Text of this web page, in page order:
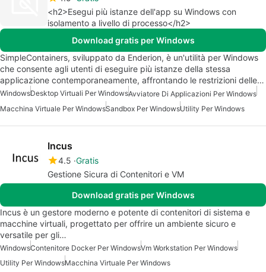
<h2>Esegui più istanze dell'app su Windows con
isolamento a livello di processo</h2>
Download gratis per Windows
SimpleContainers, sviluppato da Enderion, è un'utilità per Windows
che consente agli utenti di eseguire più istanze della stessa
applicazione contemporaneamente, affrontando le restrizioni delle…
WindowsDesktop Virtuali Per WindowsAvviatore Di Applicazioni Per Windows
Macchina Virtuale Per WindowsSandbox Per WindowsUtility Per Windows
Incus
4.5 Gratis
Gestione Sicura di Contenitori e VM
Download gratis per Windows
Incus è un gestore moderno e potente di contenitori di sistema e
macchine virtuali, progettato per offrire un ambiente sicuro e
versatile per gli…
WindowsContenitore Docker Per WindowsVm Workstation Per Windows
Utility Per WindowsMacchina Virtuale Per Windows